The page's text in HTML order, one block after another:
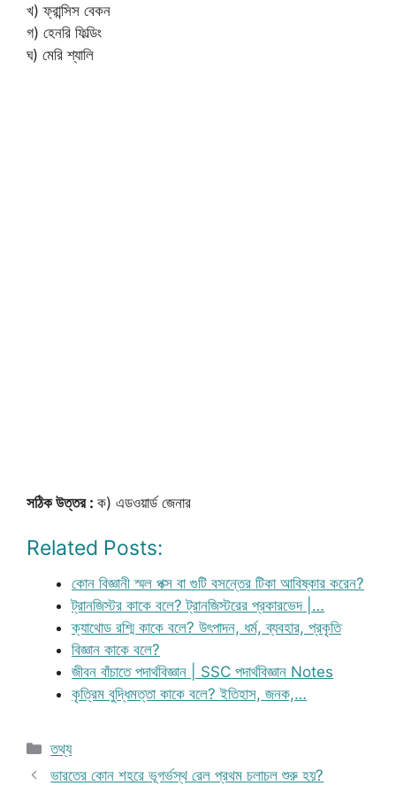
খ) ফ্রান্সিস বেকন
গ) হেনরি ফিল্ডিং
ঘ) মেরি শ্যালি
সঠিক উত্তর : ক) এডওয়ার্ড জেনার
Related Posts:
কোন বিজ্ঞানী স্মল পক্স বা গুটি বসন্তের টিকা আবিষ্কার করেন?
ট্রানজিস্টর কাকে বলে? ট্রানজিস্টরের প্রকারভেদ |…
ক্যাথোড রশ্মি কাকে বলে? উৎপাদন, ধর্ম, ব্যবহার, প্রকৃতি
বিজ্ঞান কাকে বলে?
জীবন বাঁচাতে পদার্থবিজ্ঞান | SSC পদার্থবিজ্ঞান Notes
কৃত্রিম বুদ্ধিমত্তা কাকে বলে? ইতিহাস, জনক,…
Categories
তথ্য
ভারতের কোন শহরে ভূগর্ভস্থ রেল প্রথম চলাচল শুরু হয়?